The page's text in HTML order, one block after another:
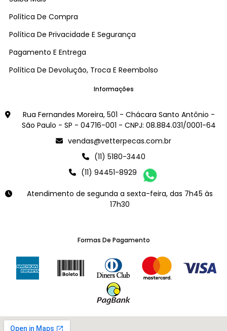
Política De Compra
Política De Privacidade E Segurança
Pagamento E Entrega
Política De Devolução, Troca E Reembolso
Informações
Rua Fernandes Moreira, 501 - Chácara Santo Antônio -
São Paulo - SP - 04716-001 - CNPJ: 08.884.031/0001-64
vendas@vetterpecas.com.br
(11) 5180-3440
(11) 94451-8929
Atendimento de segunda a sexta-feira, das 7h45 às
17h30
Formas De Pagamento